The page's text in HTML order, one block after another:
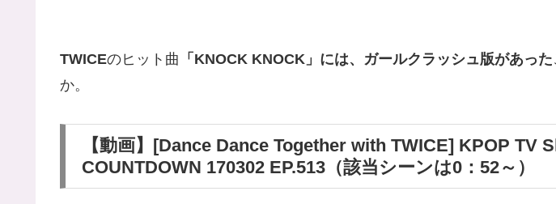
TWICEのヒット曲 「KNOCK KNOCK」には、ガールクラッシュ版があった
か。
【動画】[Dance Dance Together with TWICE] KPOP TV
COUNTDOWN 170302 EP.513（該当シーンは0：52～）